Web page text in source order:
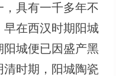
具有一千多年不
早在西汉时期阳城
城便已因盛产黑
时期，阳城陶瓷